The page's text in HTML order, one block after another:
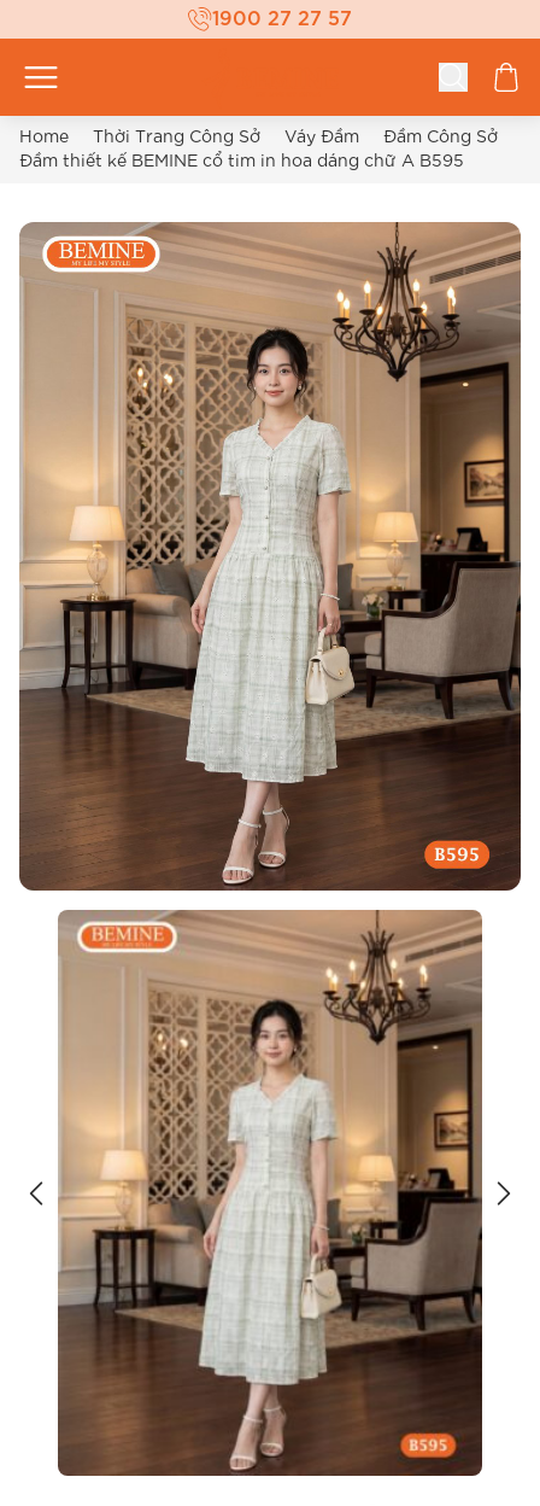
1900 27 27 57
Home Thời Trang Công Sở Váy Đầm
Đầm Công Sở
Đầm thiết kế BEMINE cổ tim in hoa dáng chữ A B595